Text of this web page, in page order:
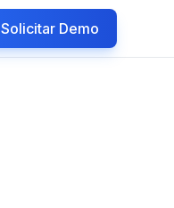
Solicitar Demo